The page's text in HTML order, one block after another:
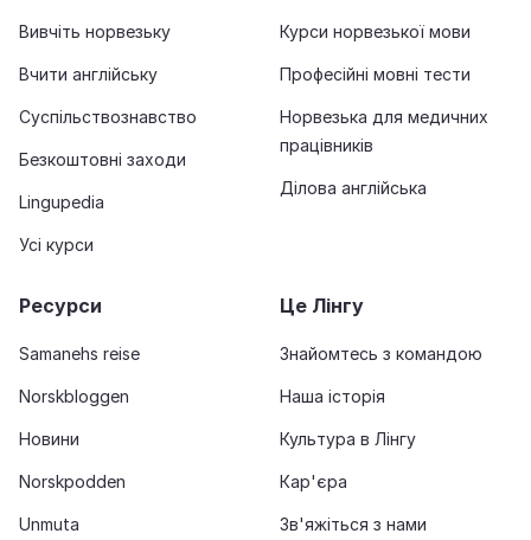
Вивчіть норвезьку
Вчити англійську
Суспільствознавство
Безкоштовні заходи
Lingupedia
Усі курси
Курси норвезької мови
Професійні мовні тести
Норвезька для медичних
працівників
Ділова англійська
Ресурси
Samanehs reise
Norskbloggen
Новини
Norskpodden
Unmuta
Це Лінгу
Знайомтесь з командою
Наша історія
Культура в Лінгу
Кар'єра
Зв'яжіться з нами